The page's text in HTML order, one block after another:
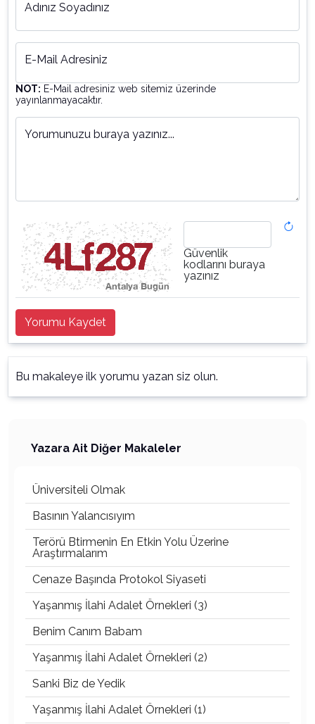
Adınız Soyadınız
E-Mail Adresiniz
NOT: E-Mail adresiniz web sitemiz üzerinde
yayınlanmayacaktır.
Yorumunuzu buraya yazınız...
Güvenlik
kodlarını buraya
yazınız
Yorumu Kaydet
Bu makaleye ilk yorumu yazan siz olun.
Yazara Ait Diğer Makaleler
Üniversiteli Olmak
Basının Yalancısıyım
Terörü Btirmenin En Etkin Yolu Üzerine
Araştırmalarım
Cenaze Başında Protokol Siyaseti
Yaşanmış İlahi Adalet Örnekleri (3)
Benim Canım Babam
Yaşanmış İlahi Adalet Örnekleri (2)
Sanki Biz de Yedik
Yaşanmış İlahi Adalet Örnekleri (1)